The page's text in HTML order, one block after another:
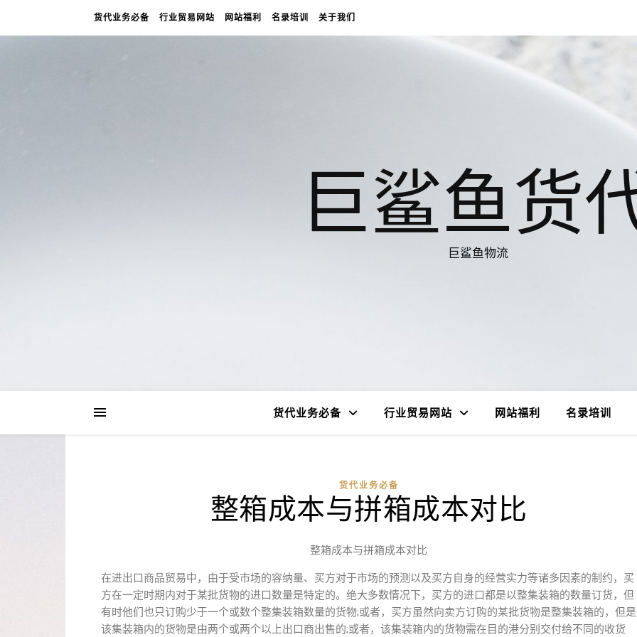
货代业务必备 行业贸易网站 网站福利 名录培训 关于我们
巨鲨鱼货
巨鲨鱼物流
货代业务必备 行业贸易网站 网站福利 名录培训
货代业务必备
整箱成本与拼箱成本对比
整箱成本与拼箱成本对比
在进出口商品贸易中，由于受市场的容纳量、买方对于市场的预测以及买方自身的经营实力等诸多因素的制约，买
方在一定时期内对于某批货物的进口数量是特定的。绝大多数情况下，买方的进口都是以整集装箱的数量订货，但
有时他们也只订购少于一个或数个整集装箱数量的货物;或者，买方虽然向卖方订购的某批货物是整集装箱的，但是
该集装箱内的货物是由两个或两个以上出口商出售的;或者，该集装箱内的货物需在目的港分别交付给不同的收货